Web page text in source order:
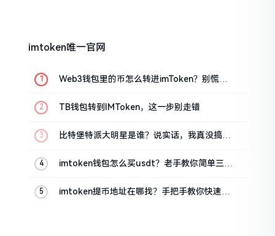
imtoken唯一官网
Web3钱包里的币怎么转进imToken？别慌，
TB钱包转到IMToken，这一步别走错
比特堡特派大明星是谁？说实话，我真没搞明
imtoken钱包怎么买usdt？老手教你简单三步
imtoken提币地址在哪找？手把手教你快速查